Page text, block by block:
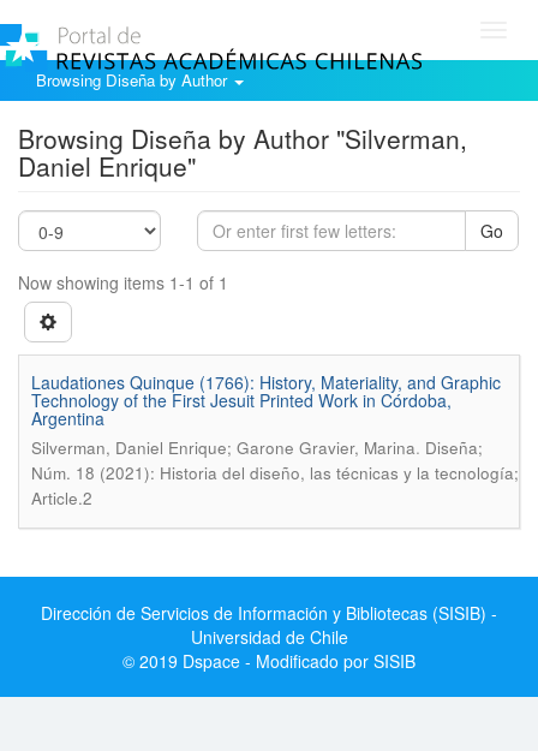
Browsing Diseña by Author
Browsing Diseña by Author "Silverman,
Daniel Enrique"
Go
Now showing items 1-1 of 1
Laudationes Quinque (1766): History, Materiality, and Graphic
Technology of the First Jesuit Printed Work in Córdoba,
Argentina
Silverman, Daniel Enrique; Garone Gravier, Marina. Diseña;
Núm. 18 (2021): Historia del diseño, las técnicas y la tecnología;
Article.2
Dirección de Servicios de Información y Bibliotecas (SISIB) -
Universidad de Chile
© 2019 Dspace - Modificado por SISIB